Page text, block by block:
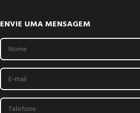
ENVIE UMA MENSAGEM